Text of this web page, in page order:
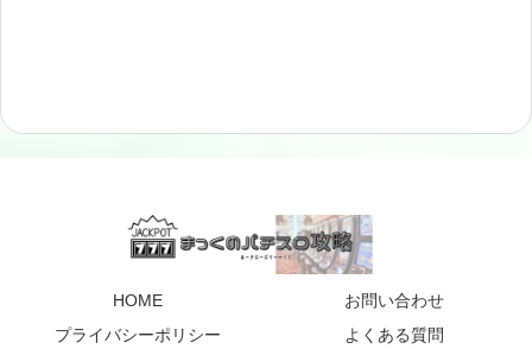
HOME
お問い合わせ
プライバシーポリシー
よくある質問